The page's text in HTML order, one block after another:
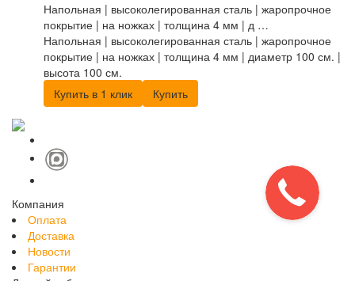
Напольная | высоколегированная сталь | жаропрочное
покрытие | на ножках | толщина 4 мм | д …
Напольная | высоколегированная сталь | жаропрочное
покрытие | на ножках | толщина 4 мм | диаметр 100 см. |
высота 100 см.
Купить в 1 клик
Купить
Компания
Оплата
Доставка
Новости
Гарантии